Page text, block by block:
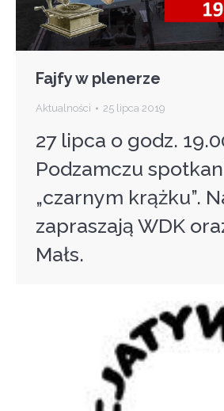
Fajfy w plenerze
Aktualności 25 lipca 2019
27 lipca o godz.
Podzamczu
„czarnym krążku”.
zapraszają WDK
Małs.